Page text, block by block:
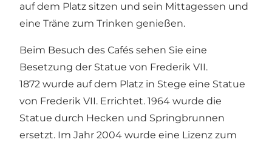
auf dem Platz sitzen und sein Mittagessen und
eine Träne zum Trinken genießen.
Beim Besuch des Cafés sehen Sie eine
Besetzung der Statue von Frederik VII.
1872 wurde auf dem Platz in Stege eine Statue
von Frederik VII. Errichtet. 1964 wurde die
Statue durch Hecken und Springbrunnen
ersetzt. Im Jahr 2004 wurde eine Lizenz zum